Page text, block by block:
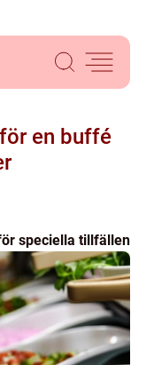
en buffé
speciella tillfällen